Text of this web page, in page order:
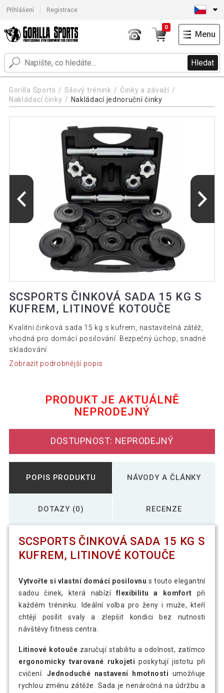
Přihlášení Registrace
Hledat
0
Menu
Gorilla Sports Silový trénink
Činky a závaží
Nakládací činky
Nakládací jednoruční činky
SCSPORTS ČINKOVÁ SADA 15 KG S
KUFREM, LITINOVÉ KOTOUČE
Kvalitní činková sada 15 kg s kufrem, nastavitelná zátěž,
vhodná pro domácí posilování. Bezpečný úchop, snadné
skladování.
Zobrazit podrobnější popis
PRODUKT JE AKTUÁLNĚ
NEPRODEJNÝ
DOSTUPNOST: NEPRODEJNÝ
POPIS PRODUKTU NÁVODY A ČLÁNKY
DOTAZY (0) RECENZE
SCSPORTS ČINKOVÁ SADA 15 KG S
KUFREM, LITINOVÉ KOTOUČE
Vytvořte si vlastní domácí posilovnu s touto elegantní
sadou činek, která nabízí flexibilitu a komfort při
každém tréninku. Ideální volba pro ženy i muže, kteří
chtějí posílit svaly a zlepšit kondici bez nutnosti
návštěvy fitness centra.
Litinové kotouče zaručují stabilitu a odolnost, zatímco
ergonomicky tvarované rukojeti poskytují jistotu při
cvičení.Jednoduché nastavení hmotnosti umožňuje
rychlou změnu zátěže. Sada je nenáročná na údržbu a